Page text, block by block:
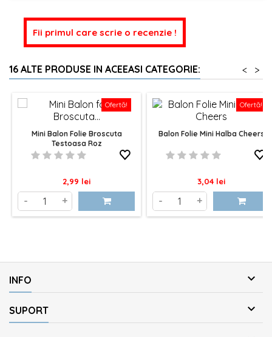
Fii primul care scrie o recenzie !
16 ALTE PRODUSE IN ACEEASI CATEGORIE: >
<
Ofertă!
Mini Balon Folie Broscuta
Testoasa Roz
Pret
2,99 lei
- +
Ofertă!
Balon Folie Mini Halba Cheers
Pret
3,04 lei
- +
INFO 
SUPORT 